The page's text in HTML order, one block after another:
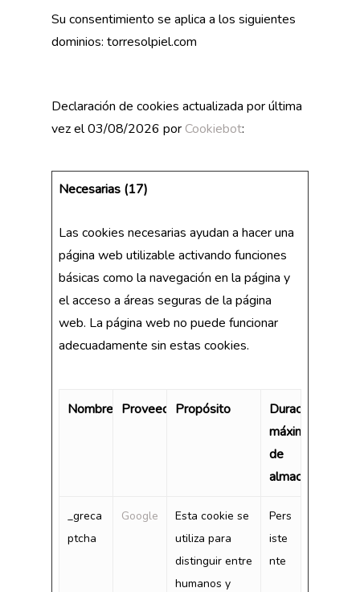
Su consentimiento se aplica a los siguientes
dominios: torresolpiel.com
Declaración de cookies actualizada por última
vez el 03/08/2026 por Cookiebot:
Necesarias (17)
Las cookies necesarias ayudan a hacer una
página web utilizable activando funciones
básicas como la navegación en la página y
el acceso a áreas seguras de la página
web. La página web no puede funcionar
adecuadamente sin estas cookies.
Nombre ProveedorPropósito
Duración
máxima
de
almacenamiento
_greca
ptcha
Google
Esta cookie se
utiliza para
distinguir entre
humanos y
Pers
iste
nte